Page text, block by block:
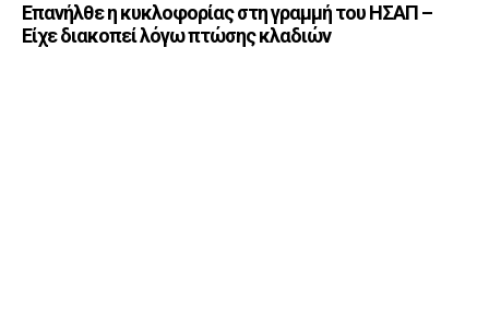
Επανήλθε η κυκλοφορίας στη γραμμή του ΗΣΑΠ –
Είχε διακοπεί λόγω πτώσης κλαδιών